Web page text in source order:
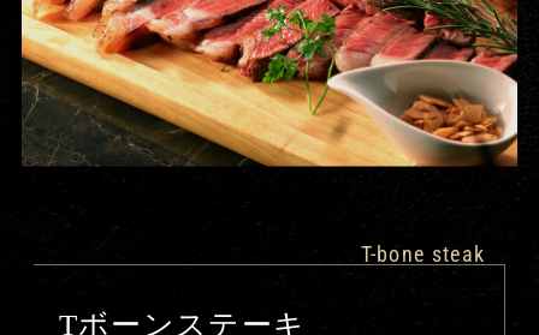
T-bone steak
Tボーンステーキ